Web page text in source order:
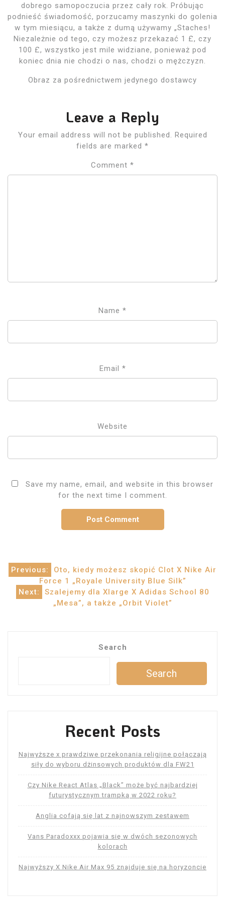
dobrego samopoczucia przez cały rok. Próbując
podnieść świadomość, porzucamy maszynki do golenia
w tym miesiącu, a także z dumą używamy „Staches!
Niezależnie od tego, czy możesz przekazać 1 £, czy
100 £, wszystko jest mile widziane, ponieważ pod
koniec dnia nie chodzi o nas, chodzi o mężczyzn.
Obraz za pośrednictwem jedynego dostawcy
Leave a Reply
Your email address will not be published.
Required
fields are marked *
Comment *
Name *
Email *
Website
Save my name, email, and website in this browser
for the next time I comment.
Post
navigation
Previous:
Oto, kiedy możesz skopić Clot X Nike Air
Force 1 „Royale University Blue Silk”
Next:
Szalejemy dla Xlarge X Adidas School 80
„Mesa”, a także „Orbit Violet”
Search
Search
Recent Posts
Najwyższe x prawdziwe przekonania religijne połączają
siły do ​​wyboru dżinsowych produktów dla FW21
Czy Nike React Atlas „Black” może być najbardziej
futurystycznym trampką w 2022 roku?
Anglia cofają się lat z najnowszym zestawem
Vans Paradoxxx pojawia się w dwóch sezonowych
kolorach
Najwyższy X Nike Air Max 95 znajduje się na horyzoncie